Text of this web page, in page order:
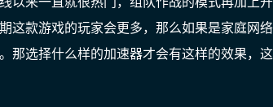
这款游戏的玩家会更多，那么如果是家庭网
那选择什么样的加速器才会有这样的效果，